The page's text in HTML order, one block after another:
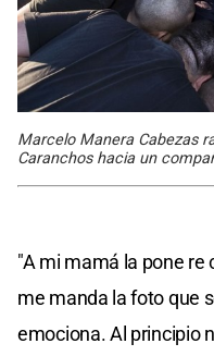
Marcelo Manera Cabezas
Caranchos hacia un
"A mi mamá la pone re
me manda la foto que
emociona. Al principio